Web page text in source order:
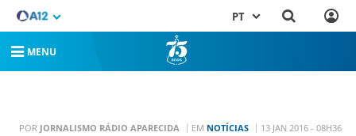
PT
MENU
POR JORNALISMO RÁDIO APARECIDA EM NOTÍCIAS 13 JAN 2016 - 08H36